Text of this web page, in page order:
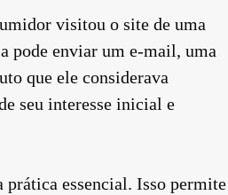
visitou o site de uma
pode enviar um e-mail, uma
que ele considerava
seu interesse inicial e
prática essencial. Isso permite